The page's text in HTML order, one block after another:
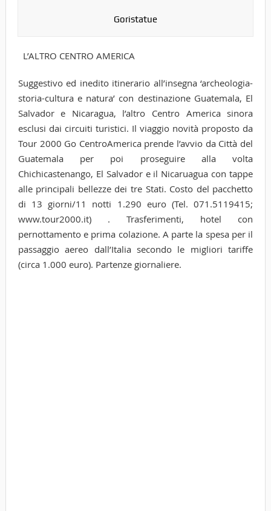
Goristatue
L’ALTRO CENTRO AMERICA
Suggestivo ed inedito itinerario all’insegna ‘archeologia-
storia-cultura e natura’ con destinazione Guatemala, El
Salvador e Nicaragua, l’altro Centro America sinora
esclusi dai circuiti turistici. Il viaggio novità proposto da
Tour 2000 Go CentroAmerica prende l’avvio da Città del
Guatemala per poi proseguire alla volta
Chichicastenango, El Salvador e il Nicaruagua con tappe
alle principali bellezze dei tre Stati. Costo del pacchetto
di 13 giorni/11 notti 1.290 euro (Tel. 071.5119415;
www.tour2000.it) . Trasferimenti, hotel con
pernottamento e prima colazione. A parte la spesa per il
passaggio aereo dall’Italia secondo le migliori tariffe
(circa 1.000 euro). Partenze giornaliere.